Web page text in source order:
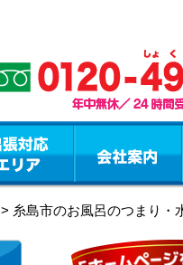
> 糸島市のお風呂のつまり・